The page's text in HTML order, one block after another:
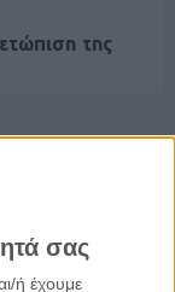
σας
ή έχουμε
της